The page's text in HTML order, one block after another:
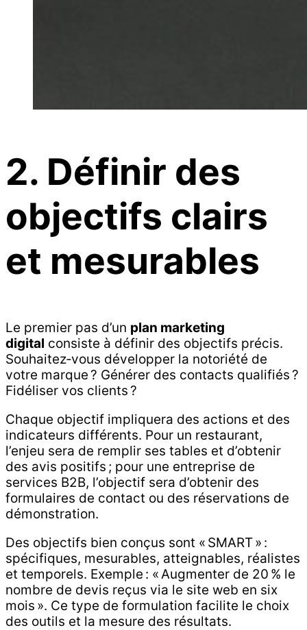
2. Définir des
objectifs clairs
et mesurables
Le premier pas d’un plan marketing
digital consiste à définir des objectifs précis.
Souhaitez‑vous développer la notoriété de
votre marque ? Générer des contacts qualifiés ?
Fidéliser vos clients ?
Chaque objectif impliquera des actions et des
indicateurs différents. Pour un restaurant,
l’enjeu sera de remplir ses tables et d’obtenir
des avis positifs ; pour une entreprise de
services B2B, l’objectif sera d’obtenir des
formulaires de contact ou des réservations de
démonstration.
Des objectifs bien conçus sont « SMART » :
spécifiques, mesurables, atteignables, réalistes
et temporels. Exemple : « Augmenter de 20 % le
nombre de devis reçus via le site web en six
mois ». Ce type de formulation facilite le choix
des outils et la mesure des résultats.